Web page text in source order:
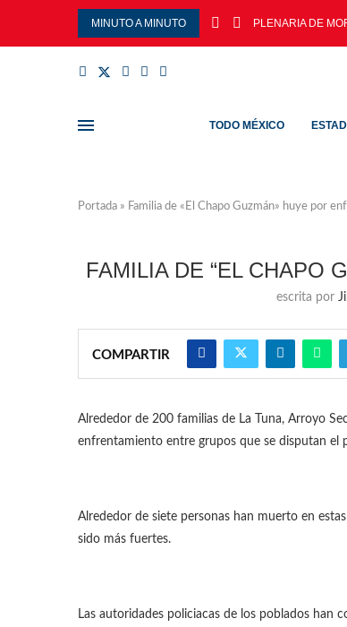
MINUTO A MINUTO PLENARIA DE
TODO MÉXICO
Portada » Familia de «El Chapo Guzmán» huye por
FAMILIA DE “EL CHAPO
escrita por
COMPARTIR
Alrededor de 200 familias de La Tuna, Arroyo
enfrentamiento entre grupos que se disputan el
Alrededor de siete personas han muerto en
sido más fuertes.
Las autoridades policiacas de los poblados han